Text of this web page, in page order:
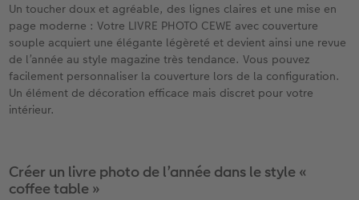
Un toucher doux et agréable, des lignes claires et une mise en
page moderne : Votre LIVRE PHOTO CEWE avec couverture
souple acquiert une élégante légèreté et devient ainsi une revue
de l’année au style magazine très tendance. Vous pouvez
facilement personnaliser la couverture lors de la configuration.
Un élément de décoration efficace mais discret pour votre
intérieur.
Créer un livre photo de l’année dans le style «
coffee table »